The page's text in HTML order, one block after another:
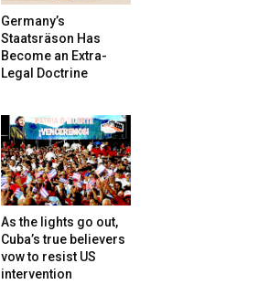
Germany’s
Staatsräson Has
Become an Extra-
Legal Doctrine
As the lights go out,
Cuba’s true believers
vow to resist US
intervention